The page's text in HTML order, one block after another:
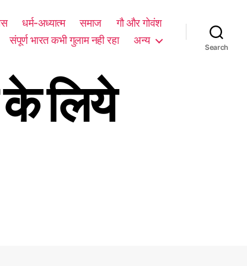
धर्म-अध्यात्म समाज
गौ और गोवंश
संपूर्ण भारत कभी गुलाम नही रहा
अन्य
Search
के लिये